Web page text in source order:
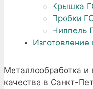
Крышка
Пробки
Ниппель
Изготовление
Металлообработка и
качества в Санкт-